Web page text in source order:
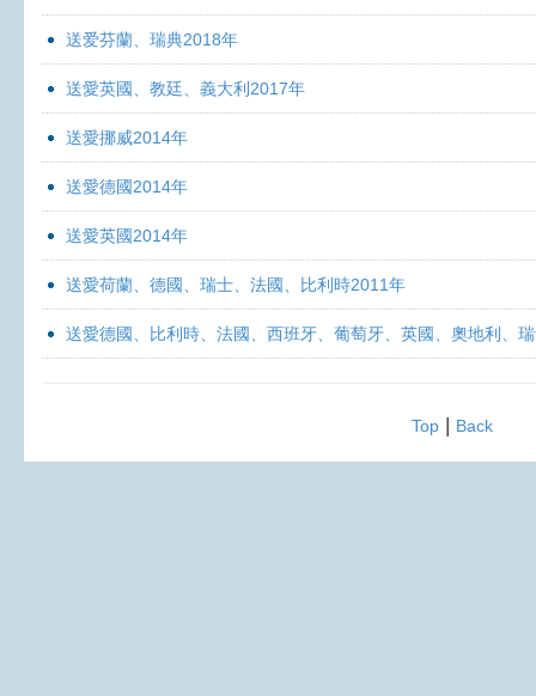
送爱芬蘭、瑞典2018年
送愛英國、教廷、義大利2017年
送愛挪威2014年
送愛德國2014年
送愛英國2014年
送愛荷蘭、德國、瑞士、法國、比利時2011年
送愛德國、比利時、法國、西班牙、葡萄牙、英國、奧地利、
Top| Back